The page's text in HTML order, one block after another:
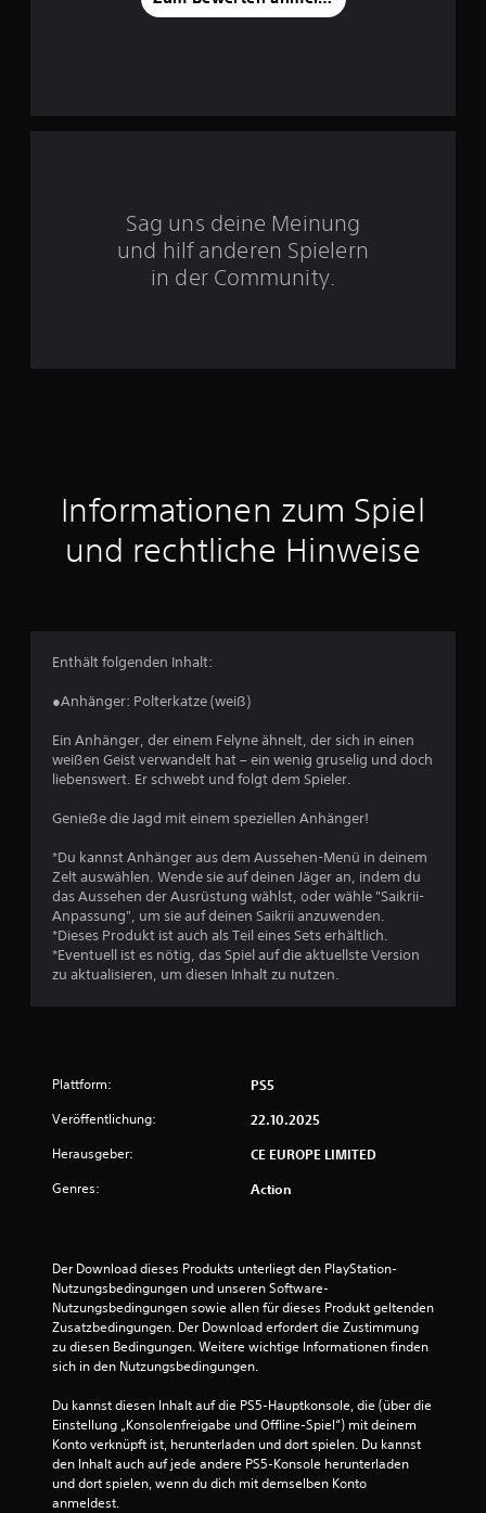
e
u
s
e
r
t
u
Sag uns deine Meinung
und hilf anderen Spielern
in der Community.
Informationen zum Spiel
und rechtliche Hinweise
Enthält folgenden Inhalt:
●Anhänger: Polterkatze (weiß)
Ein Anhänger, der einem Felyne ähnelt, der sich in einen
weißen Geist verwandelt hat – ein wenig gruselig und doch
liebenswert. Er schwebt und folgt dem Spieler.
Genieße die Jagd mit einem speziellen Anhänger!
*Du kannst Anhänger aus dem Aussehen-Menü in deinem
Zelt auswählen. Wende sie auf deinen Jäger an, indem du
das Aussehen der Ausrüstung wählst, oder wähle "Saikrii-
Anpassung", um sie auf deinen Saikrii anzuwenden.
*Dieses Produkt ist auch als Teil eines Sets erhältlich.
*Eventuell ist es nötig, das Spiel auf die aktuellste Version
zu aktualisieren, um diesen Inhalt zu nutzen.
Plattform: PS5
Veröffentlichung: 22.10.2025
Herausgeber: CE EUROPE LIMITED
Genres: Action
Der Download dieses Produkts unterliegt den PlayStation-
Nutzungsbedingungen und unseren Software-
Nutzungsbedingungen sowie allen für dieses Produkt geltenden
Zusatzbedingungen. Der Download erfordert die Zustimmung
zu diesen Bedingungen. Weitere wichtige Informationen finden
sich in den Nutzungsbedingungen.
Du kannst diesen Inhalt auf die PS5-Hauptkonsole, die (über die
Einstellung „Konsolenfreigabe und Offline-Spiel“) mit deinem
Konto verknüpft ist, herunterladen und dort spielen. Du kannst
den Inhalt auch auf jede andere PS5-Konsole herunterladen
und dort spielen, wenn du dich mit demselben Konto
anmeldest.